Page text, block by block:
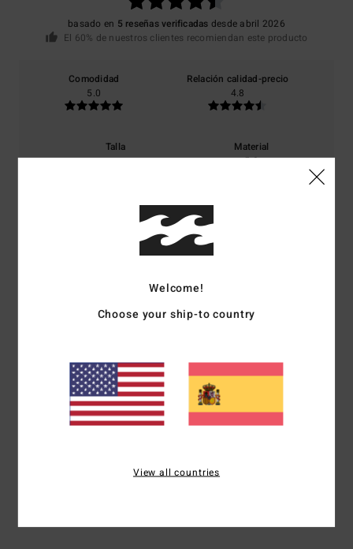
basado en 5 reseñas verificadas desde abril 2026
El 60% de nuestros clientes recomiendan este producto
Comodidad
5.0
Relación calidad-precio
4.8
Talla
Material
5.0
Color
5.0
5/5
8. julio 2026
Comodidad: 5/5 Relación calidad-precio : 5/5 Talla
/5 Color: 5/5
5
Welcome!
Choose your ship-to country
View all countries